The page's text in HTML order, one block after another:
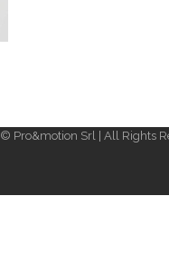
© Pro&motion Srl | All Rights